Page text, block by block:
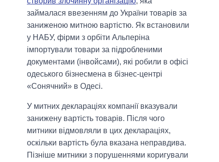
займалася ввезенням до України товарів за
заниженою митною вартістю. Як встановили
у НАБУ, фірми з орбіти Альперіна
імпортували товари за підробленими
документами (інвойсами), які робили в офісі
одеського бізнесмена в бізнес-центрі
«Сонячний» в Одесі.
У митних деклараціях компанії вказували
занижену вартість товарів. Після чого
митники відмовляли в цих деклараціях,
оскільки вартість була вказана неправдива.
Пізніше митники з порушеннями коригували